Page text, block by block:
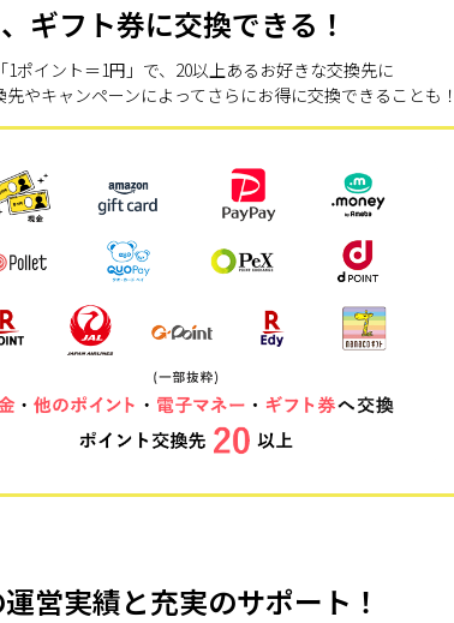
ギフト券に交換できる！
1ポイント＝1円」で、20以上あるお好きな交換先に
先やキャンペーンによってさらにお得に交換できることも
営実績と充実のサポート！